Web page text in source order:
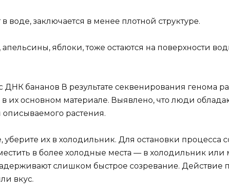
заключается в менее плотной структуре.
яблоки, тоже остаются на поверхности
бананов В результате секвенирования генома
их основном материале. Выявлено, что люди
растения.
их в холодильник. Для остановки процесса
в более холодные места — в холодильник
слишком быстрое созревание. Действие
вкус.